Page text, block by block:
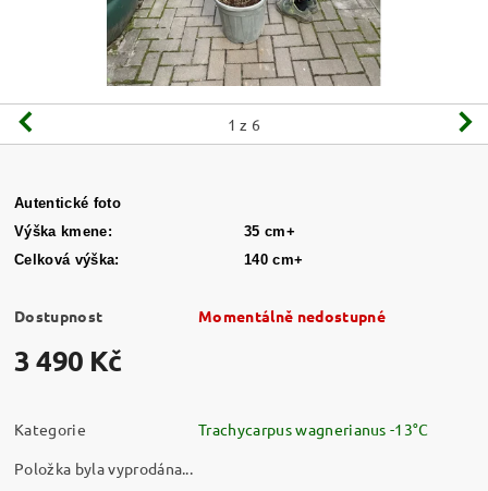
1 z 6
Autentické foto
Výška kmene:
35 cm+
Celková výška:
140 cm+
Dostupnost Momentálně nedostupné
3 490 Kč
Kategorie
Trachycarpus wagnerianus -13°C
Položka byla vyprodána...